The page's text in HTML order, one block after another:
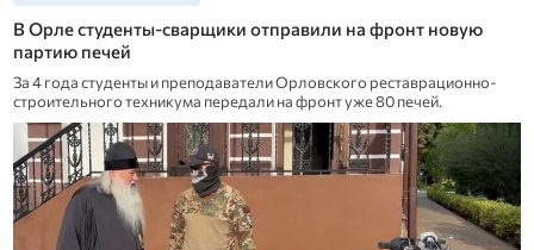
В Орле студенты-сварщики отправили на фронт новую
партию печей
За 4 года студенты и преподаватели Орловского реставрационно-
строительного техникума передали на фронт уже 80 печей.